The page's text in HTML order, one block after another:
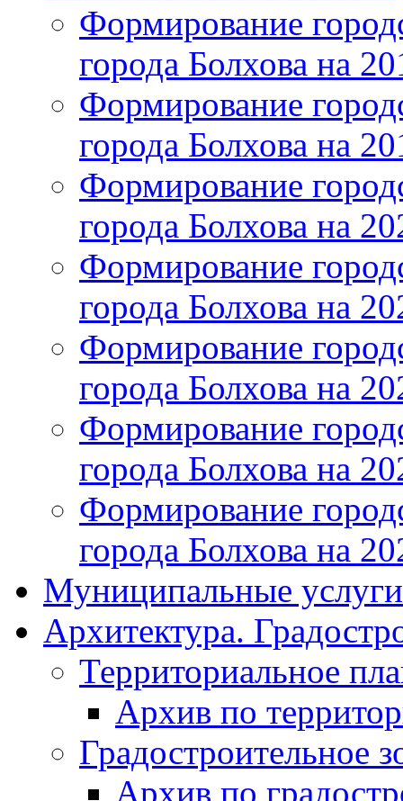
Формирование
города Болхова на
Формирование
города Болхова на
Формирование
города Болхова на
Формирование
города Болхова на
Формирование
города Болхова на
Формирование
города Болхова на
Формирование
города Болхова на
Муниципальные услуги
Архитектура.
Территориальное
Архив по
Градостроительное
Архив по